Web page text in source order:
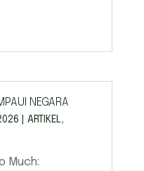
NEGARA
ARTIKEL
Much: